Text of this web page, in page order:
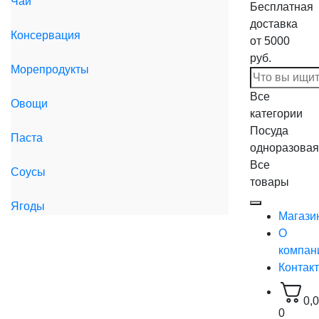
Консервация
Морепродукты
Овощи
Паста
Соусы
Ягоды
Бесплатная
доставка
от 5000
руб.
Все
категории
Посуда
одноразовая
Все
товары
О
0